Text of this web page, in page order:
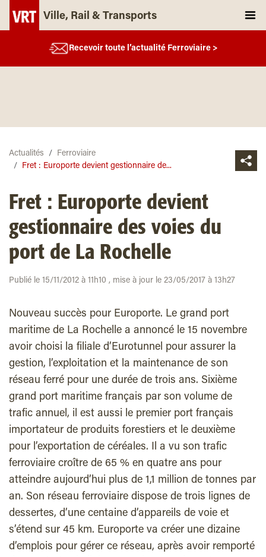
Ville, Rail & Transports
Recevoir toute l’actualité Ferroviaire >
Actualités
Ferroviaire
Fret : Europorte devient gestionnaire de...
Fret : Europorte devient
gestionnaire des voies du
port de La Rochelle
Publié le 15/11/2012 à 11h10 , mise à jour le 23/05/2017 à 13h27
Nouveau succès pour Europorte. Le grand port
maritime de La Rochelle a annoncé le 15 novembre
avoir choisi la filiale d’Eurotunnel pour assurer la
gestion, l’exploitation et la maintenance de son
réseau ferré pour une durée de trois ans. Sixième
grand port maritime français par son volume de
trafic annuel, il est aussi le premier port français
importateur de produits forestiers et le deuxième
pour l’exportation de céréales. Il a vu son trafic
ferroviaire croître de 65 % en quatre ans pour
atteindre aujourd’hui plus de 1,1 million de tonnes par
an. Son réseau ferroviaire dispose de trois lignes de
dessertes, d’une centaine d’appareils de voie et
s’étend sur 45 km. Europorte va créer une dizaine
d’emplois pour gérer ce réseau, après avoir remporté